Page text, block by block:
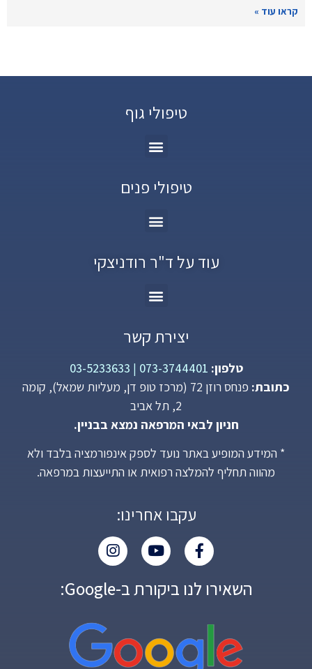
קראו עוד »
טיפולי גוף
טיפולי פנים
עוד על ד"ר רודניצקי
יצירת קשר
טלפון: 073-3744401
|
03-5233633
כתובת:
פנחס רוזן 72 (מרכז טופ דן, מעליות שמאל), קומה
2, תל אביב
חניון לבאי המרפאה נמצא בבניין.
* המידע המופיע באתר נועד לספק אינפורמציה בלבד ולא
מהווה תחליף להמלצה רפואית או התייעצות במרפאה.
עקבו אחרינו:
השאירו לנו ביקורת ב-Google: